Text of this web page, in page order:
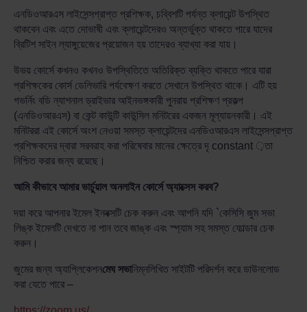
এনডিওআরএস লাইসেন্সপ্রাপ্ত প্রশিক্ষক, চব্বিশটি পর্যন্ত ক্লায়েন্ট উপস্থিত
থাকবেন এবং এতে দোভাষী এবং ক্লায়েন্টদেরও অন্তর্ভুক্ত থাকতে পারে যাদের
ব্রিটিশ সাইন ল্যাঙ্গুয়েজের প্রয়োজন হয় তাদেরও ব্যাখ্যা করা যায়।
উভয় কোর্সে কখনও কখনও উপস্থিতিতে অতিরিক্ত ব্যক্তি থাকতে পারে যারা
প্রশিক্ষকের কোর্স ডেলিভারি পর্যবেক্ষণ করতে সেখানে উপস্থিত থাকে। এটি হয়
গভর্নিং বডি ন্যাশনাল ড্রাইভার আইনভঙ্গকারী পুনরায় প্রশিক্ষণ প্রকল্প
(এনডিওআরএস) বা কেন্ট কাউন্টি কাউন্সিল মনিটরের একজন মূল্যায়নকারী। এই
মনিটররা এই কোর্সে অংশ নেওয়া সমস্ত ক্লায়েন্টদের এনডিওআরএস লাইসেন্সপ্রাপ্ত
প্রশিক্ষকদের দ্বারা সরবরাহ করা পরিষেবার মানের ক্ষেত্রে দৃ constant ়তা
নিশ্চিত করার জন্য রয়েছে।
আমি কীভাবে আমার ভার্চুয়াল অনলাইন কোর্সে অ্যাক্সেস করব?
দয়া করে আপনার ইমেল ইনবক্সটি চেক করুন এবং আপনি যদি `কেসিসি জুম সভা
লিঙ্ক ইমেলটি দেখতে না পান তবে জাঙ্ক এবং স্প্যাম সহ সমস্ত ফোল্ডার চেক
করুন।
জুমের জন্য অ্যাপ্লিকেশনমেঘ সভানিম্নলিখিত সাইটটি পরিদর্শন করে ডাউনলোড
করা যেতে পারে –